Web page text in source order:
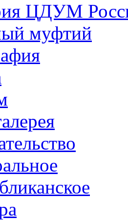
ЦДУМ
муфтий